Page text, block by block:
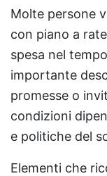
Molte persone
con piano a
spesa nel
importante
promesse o
condizioni
e politiche del
Elementi che